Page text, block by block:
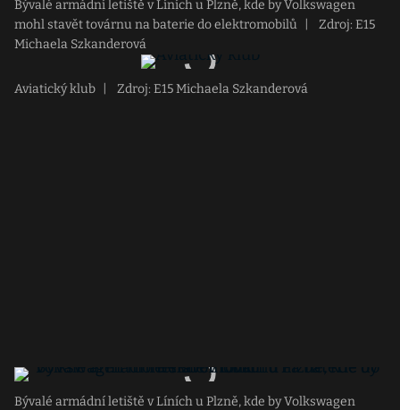
Bývalé armádní letiště v Líních u Plzně, kde by Volkswagen
mohl stavět továrnu na baterie do elektromobilů
Zdroj: E15
Michaela Szkanderová
Aviatický klub Zdroj: E15 Michaela Szkanderová
Bývalé armádní letiště v Líních u Plzně, kde by Volkswagen